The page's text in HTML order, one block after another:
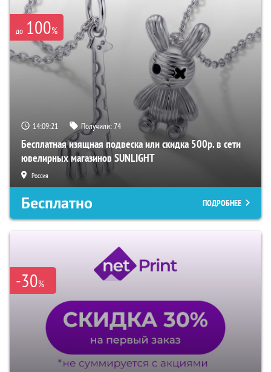
до 100%
14:09:20 Получили:74
Бесплатная изящная подвеска или скидка 500р. в сети
ювелирных магазинов SUNLIGHT
Россия
Бесплатно ПОДРОБНЕЕ
-30%